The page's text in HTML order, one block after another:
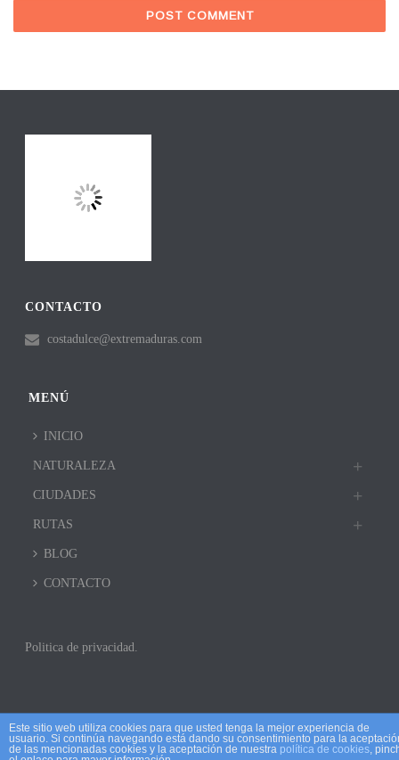
CONTACTO
costadulce@extremaduras.com
MENÚ
INICIO
NATURALEZA
CIUDADES
RUTAS
BLOG
CONTACTO
Politica de privacidad.
Este sitio web utiliza cookies para que usted tenga la mejor experiencia de
usuario. Si continúa navegando está dando su consentimiento para la
de las mencionadas cookies y la aceptación de nuestra política de cookies,